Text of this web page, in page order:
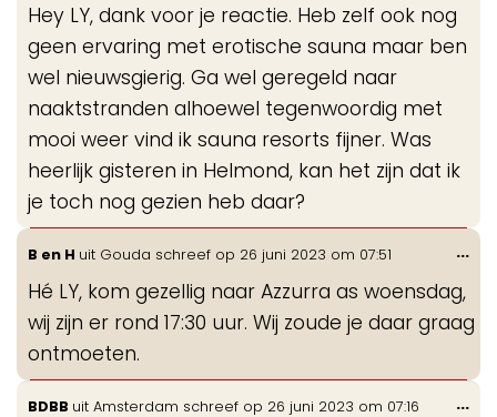
Hey LY, dank voor je reactie. Heb zelf ook nog
geen ervaring met erotische sauna maar ben
wel nieuwsgierig. Ga wel geregeld naar
naaktstranden alhoewel tegenwoordig met
mooi weer vind ik sauna resorts fijner. Was
heerlijk gisteren in Helmond, kan het zijn dat ik
je toch nog gezien heb daar?
B en H uit Gouda schreef op 26 juni 2023 om 07:51
Hé LY, kom gezellig naar Azzurra as woensdag,
wij zijn er rond 17:30 uur. Wij zoude je daar graag
ontmoeten.
...
BDBB uit Amsterdam schreef op 26 juni 2023 om 07:16 ...